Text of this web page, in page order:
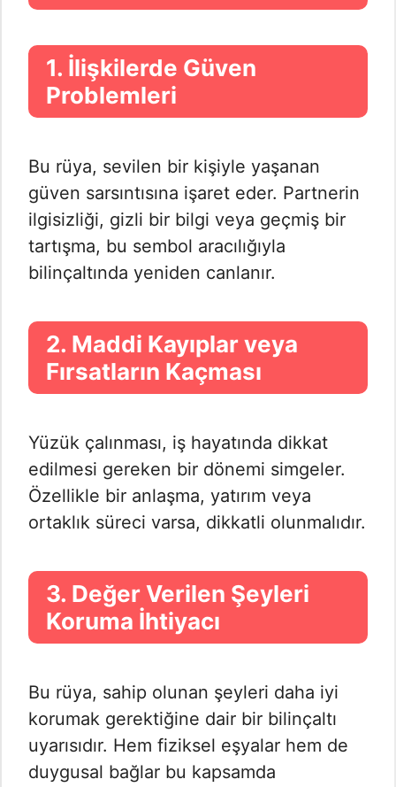
1. İlişkilerde Güven
Problemleri
Bu rüya, sevilen bir kişiyle yaşanan
güven sarsıntısına işaret eder. Partnerin
ilgisizliği, gizli bir bilgi veya geçmiş bir
tartışma, bu sembol aracılığıyla
bilinçaltında yeniden canlanır.
2. Maddi Kayıplar veya
Fırsatların Kaçması
Yüzük çalınması, iş hayatında dikkat
edilmesi gereken bir dönemi simgeler.
Özellikle bir anlaşma, yatırım veya
ortaklık süreci varsa, dikkatli olunmalıdır.
3. Değer Verilen Şeyleri
Koruma İhtiyacı
Bu rüya, sahip olunan şeyleri daha iyi
korumak gerektiğine dair bir bilinçaltı
uyarısıdır. Hem fiziksel eşyalar hem de
duygusal bağlar bu kapsamda